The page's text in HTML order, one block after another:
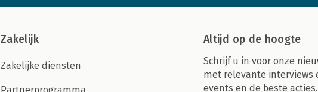
Zakelijk
Zakelijke diensten
Altijd op de hoogte
Schrijf u in voor onze
met relevante interviews
events en de beste acties.